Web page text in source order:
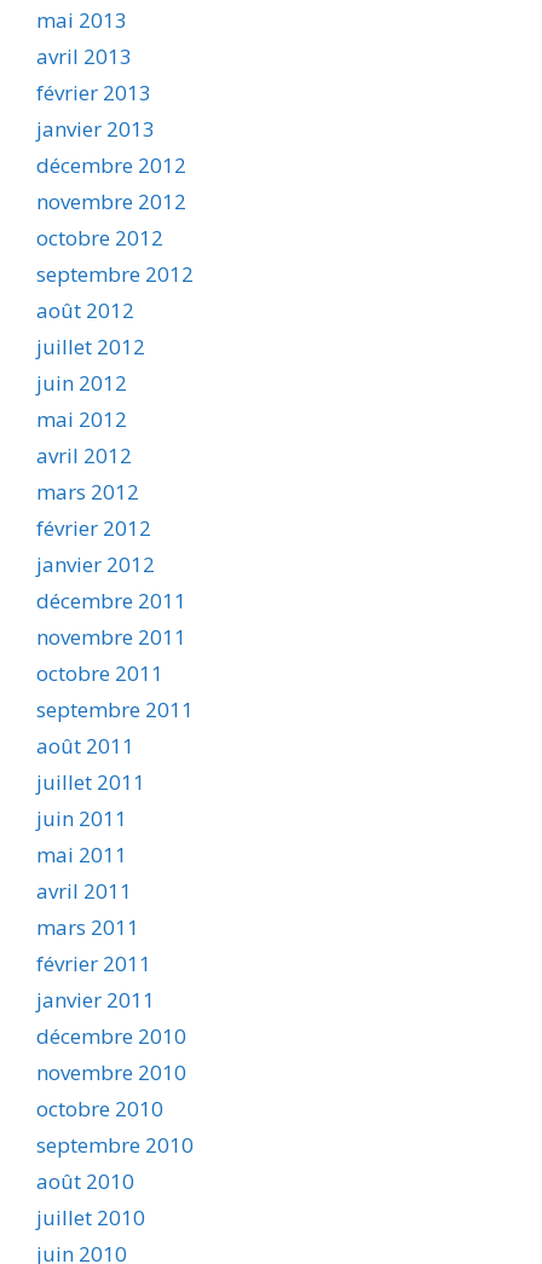
mai 2013
avril 2013
février 2013
janvier 2013
décembre 2012
novembre 2012
octobre 2012
septembre 2012
août 2012
juillet 2012
juin 2012
mai 2012
avril 2012
mars 2012
février 2012
janvier 2012
décembre 2011
novembre 2011
octobre 2011
septembre 2011
août 2011
juillet 2011
juin 2011
mai 2011
avril 2011
mars 2011
février 2011
janvier 2011
décembre 2010
novembre 2010
octobre 2010
septembre 2010
août 2010
juillet 2010
juin 2010